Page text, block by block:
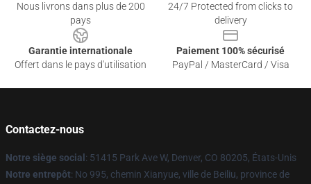
Nous livrons dans plus de 200
pays
24/7 Protected from clicks to
delivery
Garantie internationale
Offert dans le pays d'utilisation
Paiement 100% sécurisé
PayPal / MasterCard / Visa
Contactez-nous
Notre siège social : 51415 Park Ave W, Denver, CO 80205, États-Unis
Notre entrepôt: No 995, chemin Xianyue, ville de Beiliu, province de